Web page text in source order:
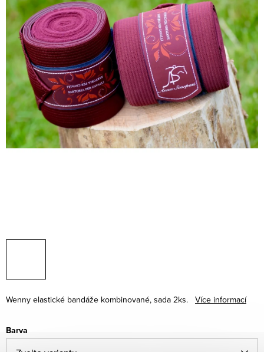
Wenny elastické bandáže kombinované, sada 2ks. Více informací
Barva